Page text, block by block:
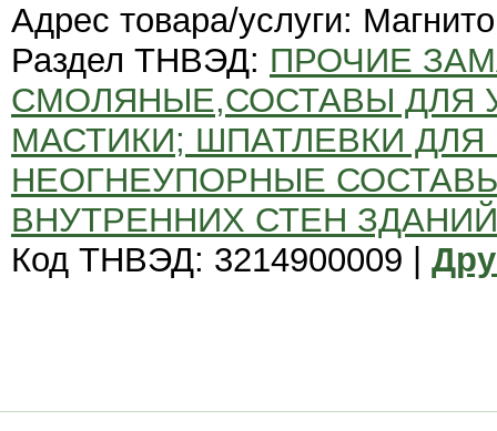
Адрес товара/услуги:
Раздел ТНВЭД: ПРОЧИЕ
СМОЛЯНЫЕ,СОСТАВЫ ДЛЯ
МАСТИКИ; ШПАТЛЕВКИ
НЕОГНЕУПОРНЫЕ
ВНУТРЕННИХ СТЕН
Код ТНВЭД: 3214900009 |